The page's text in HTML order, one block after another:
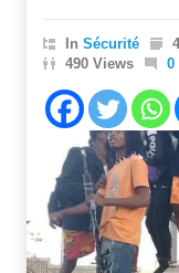
In Sécurité
490 Views
0